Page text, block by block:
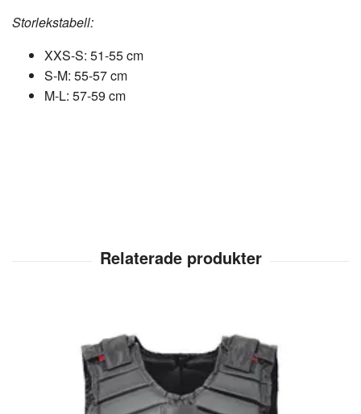
Storlekstabell:
XXS-S: 51-55 cm
S-M: 55-57 cm
M-L: 57-59 cm